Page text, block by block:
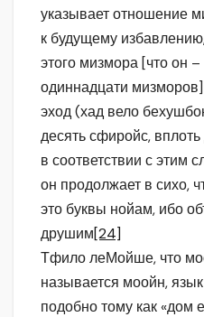
указывает отношение
к будущему
этого мизмора [что он
одиннадцати
эход (хад вело
десять сфиройс,
в соответствии с этим
он продолжает в сихо,
это буквы нойам, ибо
друшим[24]
Тфило леМойше, что
называется моойн,
подобно тому как «дом